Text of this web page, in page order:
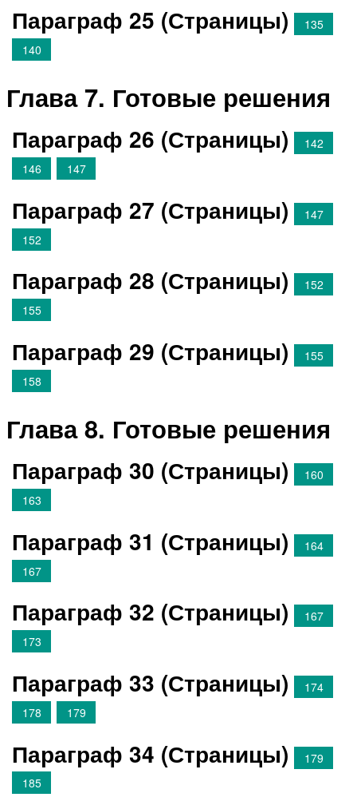
Параграф 25 (Страницы)
135
140
Глава 7. Готовые решения
Параграф 26 (Страницы)
142
146
147
Параграф 27 (Страницы)
147
152
Параграф 28 (Страницы)
152
155
Параграф 29 (Страницы)
155
158
Глава 8. Готовые решения
Параграф 30 (Страницы)
160
163
Параграф 31 (Страницы)
164
167
Параграф 32 (Страницы)
167
173
Параграф 33 (Страницы)
174
178
179
Параграф 34 (Страницы)
179
185